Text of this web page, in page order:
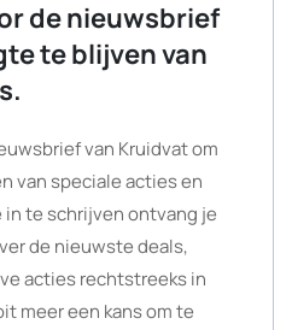
de nieuwsbrief
te blijven van
van Kruidvat om
van speciale acties en
in te schrijven ontvang je
de nieuwste deals,
acties rechtstreeks in
meer een kans om te